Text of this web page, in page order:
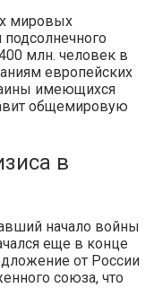
мировых
млн. человек в
европейских
имеющихся
общемировую
в
начало войны
еще в конце
от России
союза, что